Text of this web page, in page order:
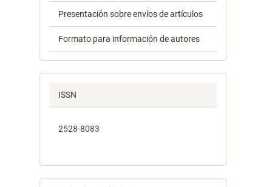
Presentación sobre envíos de artículos
Formato para información de autores
ISSN
2528-8083